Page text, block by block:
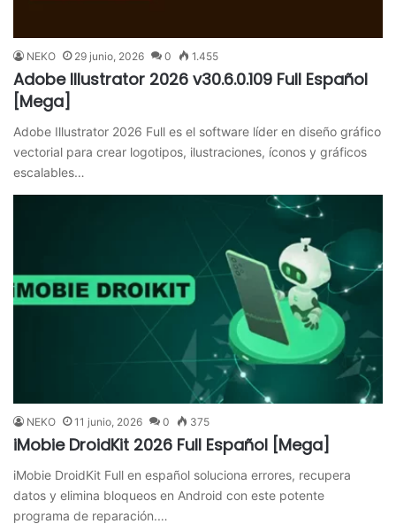
NEKO 29 junio, 2026 0 1.455
Adobe Illustrator 2026 v30.6.0.109 Full Español
[Mega]
Adobe Illustrator 2026 Full es el software líder en diseño gráfico
vectorial para crear logotipos, ilustraciones, íconos y gráficos
escalables…
NEKO 11 junio, 2026 0 375
iMobie DroidKit 2026 Full Español [Mega]
iMobie DroidKit Full en español soluciona errores, recupera
datos y elimina bloqueos en Android con este potente
programa de reparación.…